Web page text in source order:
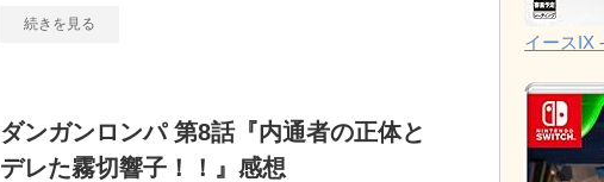
続きを見る
ダンガンロンパ 第8話『内通者の正体と
デレた霧切響子！！』感想
イースIX